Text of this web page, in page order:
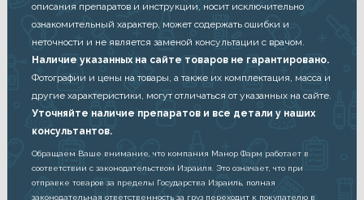
описания препаратов и инструкции, носит исключительно
ознакомительный характер, может содержать ошибки и
неточности и не является заменой консультации с врачом.
Наличие указанных на сайте товаров не гарантировано.
Фотографии и цены на товары, а также их комплектация, масса и
другие характеристики, могут отличаться от указанных на сайте.
Уточняйте наличие препаратов и все детали у наших
консультантов.
Обращаем Ваше внимание, что компания Манор Фарм работает в
соответствии с законодательством Израиля. Это означает, что при
отправке товаров за пределы Государства Израиль, полная
законодательная ответственность за груз переходит к покупателю в